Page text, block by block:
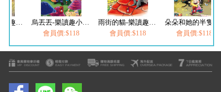
王者之冠-樂讀趣小火車11
烏丟丟-樂讀趣小火車12
會員價:$118
雨街的貓-樂讀趣小火車13
會員價:$118
會員價:$118